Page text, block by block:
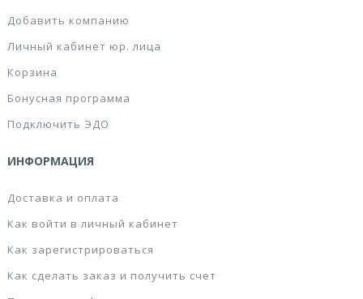
Добавить компанию
Личный кабинет юр. лица
Корзина
Бонусная программа
Подключить ЭДО
ИНФОРМАЦИЯ
Доставка и оплата
Как войти в личный кабинет
Как зарегистрироваться
Как сделать заказ и получить счет